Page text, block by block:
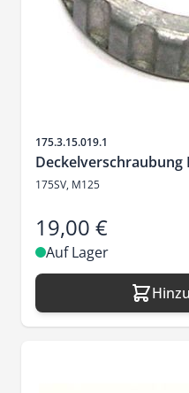
Artikelnr.
175.3.15.019.1
Deckelverschraubung
175SV, M125
19,00 €
Auf Lager